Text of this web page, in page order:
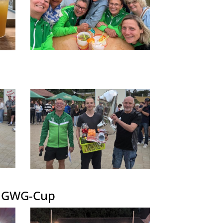
Cup
Grün-Weiß Großenvörde e.V.
112